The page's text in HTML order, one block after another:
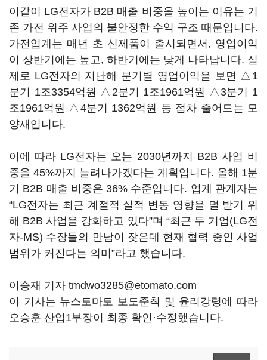
이같이 LG전자가 B2B 매출 비중을 높이는 이유는 기
존 가전 위주 사업의 불안정한 수익 구조 때문입니다.
가전업계는 매년 초 신제품이 출시되면서, 영업이익
이 상반기에는 높고, 하반기에는 낮게 나타납니다. 실
제로 LG전자의 지난해 분기별 영업이익을 보면 △1
분기 1조3354억원 △2분기 1조1961억원 △3분기 1
조1961억원 △4분기 1362억원 등 점차 줄어드는 모
양새입니다.
이에 따라 LG전자는 오는 2030년까지 B2B 사업 비
중을 45%까지 늘려나가겠다는 계획입니다. 올해 1분
기 B2B 매출 비중은 36% 수준입니다. 업계 관계자는
“LG전자는 최근 계절적 실적 변동 영향을 덜 받기 위
해 B2B 사업을 강화하고 있다”며 “최근 두 기업(LG전
자-MS) 수장들의 만남이 잦은데 현재 협력 중인 사업
범위가 커진다는 의미”라고 했습니다.
이승재 기자 tmdwo3285@etomato.com
이 기사는 뉴스토마토 보도준칙 및 윤리강령에 따라
오승훈 산업1부장이 최종 확인·수정했습니다.